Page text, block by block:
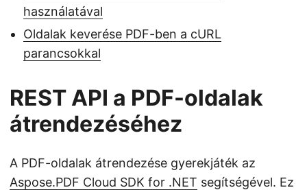
használatával
Oldalak keverése PDF-ben a cURL
parancsokkal
REST API a PDF-oldalak
átrendezéséhez
A PDF-oldalak átrendezése gyerekjáték az
Aspose.PDF Cloud SDK for .NET segítségével. Ez